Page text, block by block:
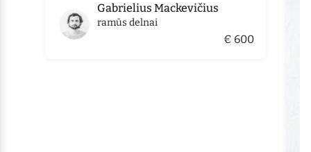
Gabrielius Mackevičius
ramūs delnai
€ 600